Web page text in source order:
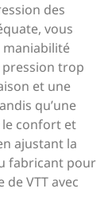
des
vous
trop
et une
qu’une
confort et
ajustant la
fabricant pour
VTT avec